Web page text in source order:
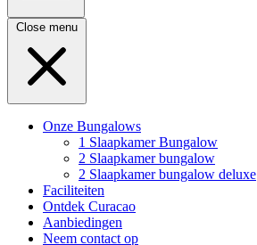
Close menu
Onze Bungalows
1 Slaapkamer Bungalow
2 Slaapkamer bungalow
2 Slaapkamer bungalow deluxe
Faciliteiten
Ontdek Curacao
Aanbiedingen
Neem contact op